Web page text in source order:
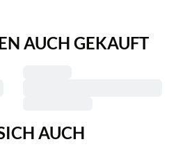
AUCH GEKAUFT
AUCH